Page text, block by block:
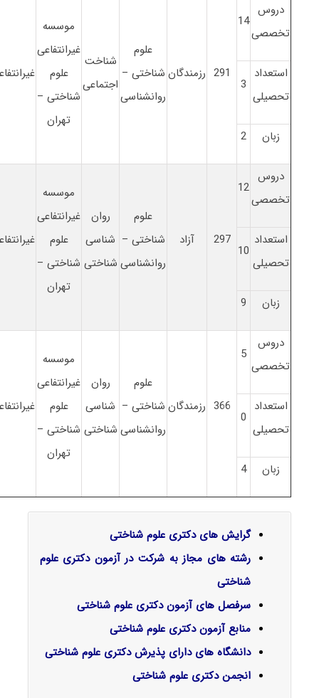
دروس
تخصصی
14
291 رزمندگان
علوم
شناختی –
روانشناسی
شناخت
اجتماعی
موسسه
غیرانتفاعی
علوم
شناختی –
تهران
استعداد
تحصیلی
3
زبان 2
دروس
تخصصی
12
297 آزاد
علوم
شناختی –
روانشناسی
روان
شناسی
شناختی
موسسه
غیرانتفاعی
علوم
شناختی –
تهران
استعداد
تحصیلی
10
زبان 9
دروس
تخصصی
5
366 رزمندگان
علوم
شناختی –
روانشناسی
روان
شناسی
شناختی
موسسه
غیرانتفاعی
علوم
شناختی –
تهران
استعداد
تحصیلی
0
زبان 4
گرایش‌ های دکتری علوم شناختی
رشته های مجاز به شرکت در آزمون دکتری علوم
شناختی
سرفصل‌ های آزمون دکتری علوم شناختی
منابع آزمون دکتری علوم شناختی
دانشگاه های دارای پذیرش دکتری علوم شناختی
انجمن دکتری علوم شناختی